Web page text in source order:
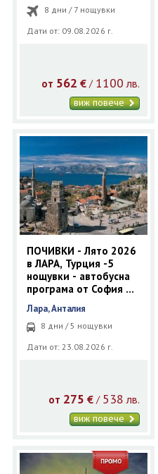
8 дни / 7 нощувки
Дати от: 09.08.2026 г.
от 562 €/ 1100 лв.
виж повече
ПОЧИВКИ - Лято 2026
в ЛАРА, Турция -5
нощувки - автобусна
програма от София и
Пловдив
Лара, Анталия
8 дни / 5 нощувки
Дати от: 23.08.2026 г.
от 275 €/ 538 лв.
виж повече